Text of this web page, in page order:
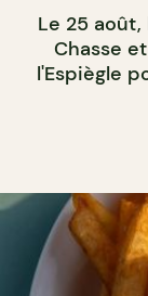
Le 25
Chasse
l'Espiègle